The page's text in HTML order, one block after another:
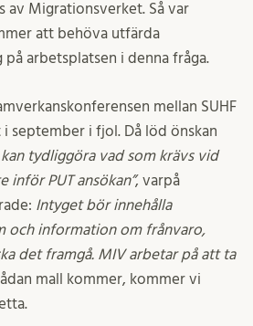
av Migrationsverket. Så var
att behöva utfärda
arbetsplatsen i denna fråga.
mellan SUHF
september i fjol. Då löd önskan
tydliggöra vad som krävs vid
inför PUT ansökan”, varpå
Intyget bör innehålla
och information om frånvaro,
det framgå. MIV arbetar på att ta
mall kommer, kommer vi